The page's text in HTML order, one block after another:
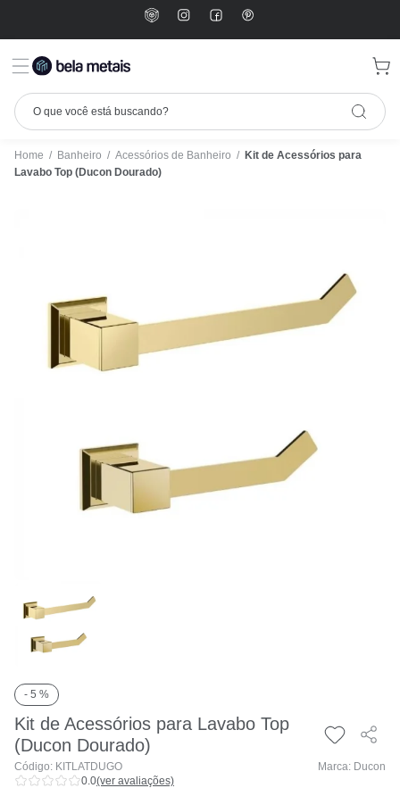
Home / Banheiro / Acessórios de Banheiro / Kit de Acessórios para
Lavabo Top (Ducon Dourado)
- 5 %
Kit de Acessórios para Lavabo Top
(Ducon Dourado)
Código: KITLATDUGO
Marca: Ducon
0.0(ver avaliações)